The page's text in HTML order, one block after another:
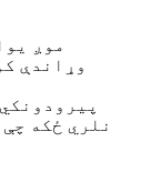
موږ
وړاندې
نلري ځکه